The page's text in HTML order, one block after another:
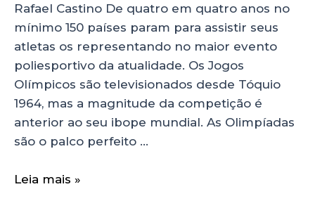
Rafael Castino De quatro em quatro anos no
mínimo 150 países param para assistir seus
atletas os representando no maior evento
poliesportivo da atualidade. Os Jogos
Olímpicos são televisionados desde Tóquio
1964, mas a magnitude da competição é
anterior ao seu ibope mundial. As Olimpíadas
são o palco perfeito …
Leia mais »